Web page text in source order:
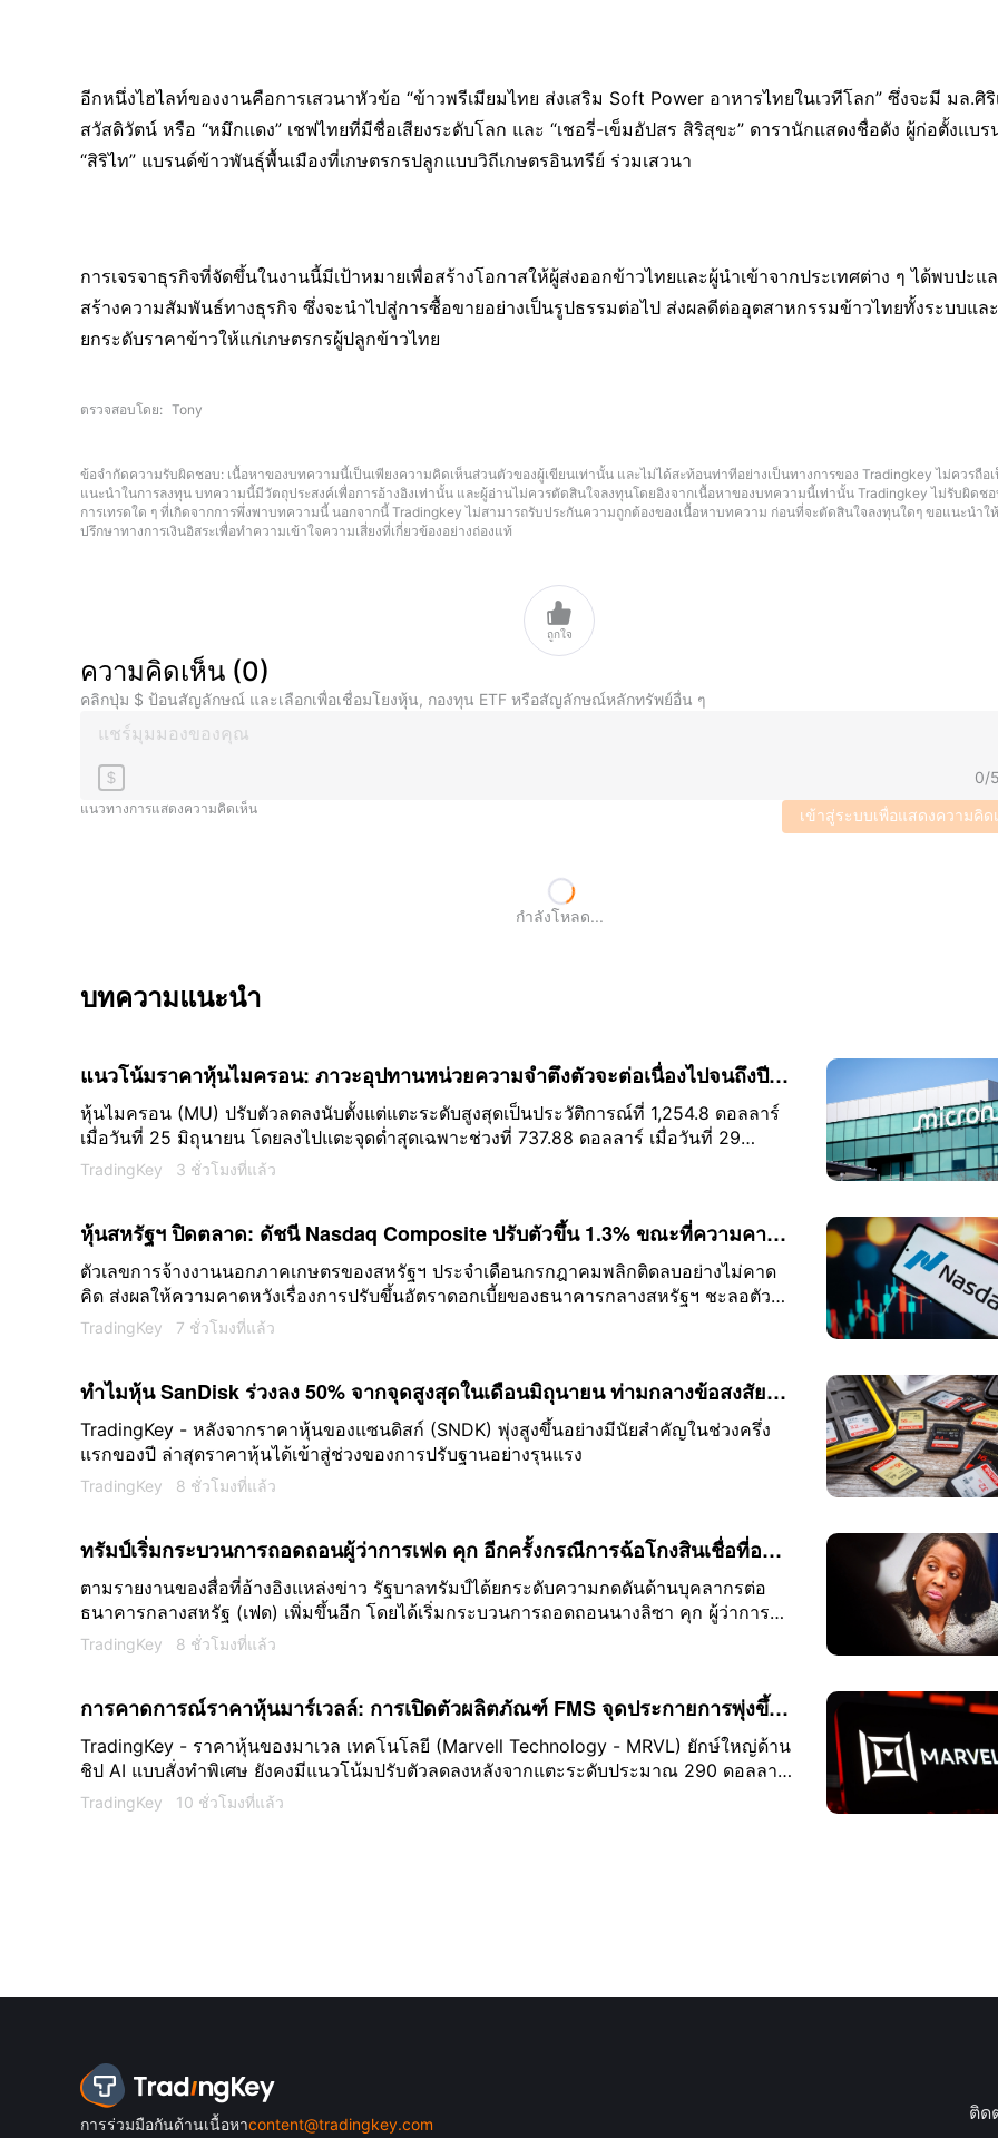
อีกหนึ่งไฮไลท์ของงานคือการเสวนาหัวข้อ “ข้าวพรีเมียมไทย ส่งเสริม Soft Power อาหารไทยในเวทีโลก” ซึ่งจะมี มล.ศิริ
สวัสดิวัตน์ หรือ “หมึกแดง” เชฟไทยที่มีชื่อเสียงระดับโลก และ “เชอรี่-เข็มอัปสร สิริสุขะ” ดารานักแสดงชื่อดัง ผู้ก่อตั้งแบร
“สิริไท” แบรนด์ข้าวพันธุ์พื้นเมืองที่เกษตรกรปลูกแบบวิถีเกษตรอินทรีย์ ร่วมเสวนา
การเจรจาธุรกิจที่จัดขึ้นในงานนี้มีเป้าหมายเพื่อสร้างโอกาสให้ผู้ส่งออกข้าวไทยและผู้นำเข้าจากประเทศต่าง ๆ ได้พบปะแ
สร้างความสัมพันธ์ทางธุรกิจ ซึ่งจะนำไปสู่การซื้อขายอย่างเป็นรูปธรรมต่อไป ส่งผลดีต่ออุตสาหกรรมข้าวไทยทั้งระบบแล
ยกระดับราคาข้าวให้แก่เกษตรกรผู้ปลูกข้าวไทย
ตรวจสอบโดย Tony
ข้อจำกัดความรับผิดชอบ: เนื้อหาของบทความนี้เป็นเพียงความคิดเห็นส่วนตัวของผู้เขียนเท่านั้น และไม่ได้สะท้อนท่าทีอย่างเป็นทางการของ Tradingkey ไม่ควรถือ
แนะนำในการลงทุน บทความนี้มีวัตถุประสงค์เพื่อการอ้างอิงเท่านั้น และผู้อ่านไม่ควรตัดสินใจลงทุนโดยอิงจากเนื้อหาของบทความนี้เท่านั้น Tradingkey ไม่รับผิดช
การเทรดใด ๆ ที่เกิดจากการพึ่งพาบทความนี้ นอกจากนี้ Tradingkey ไม่สามารถรับประกันความถูกต้องของเนื้อหาบทความ ก่อนที่จะตัดสินใจลงทุนใดๆ ขอแนะนำให้
ปรึกษาทางการเงินอิสระเพื่อทำความเข้าใจความเสี่ยงที่เกี่ยวข้องอย่างถ่องแท้

ถูกใจ
ความคิดเห็น (0)
คลิกปุ่ม $ ป้อนสัญลักษณ์ และเลือกเพื่อเชื่อมโยงหุ้น, กองทุน ETF หรือสัญลักษณ์หลักทรัพย์อื่น ๆ
$ 0/
แนวทางการแสดงความคิดเห็น เข้าสู่ระบบเพื่อแสดงความคิด
กำลังโหลด...
บทความแนะนำ
แนวโน้มราคาหุ้นไมครอน: ภาวะอุปทานหน่วยความจำตึงตัวจะต่อเนื่องไปจนถึงปี
2027 ขณะที่หุ้นอาจกลับสู่ระดับ $1,000
หุ้นไมครอน (MU) ปรับตัวลดลงนับตั้งแต่แตะระดับสูงสุดเป็นประวัติการณ์ที่ 1,254.8 ดอลลาร์
เมื่อวันที่ 25 มิถุนายน โดยลงไปแตะจุดต่ำสุดเฉพาะช่วงที่ 737.88 ดอลลาร์ เมื่อวันที่ 29
กรกฎาคม Vivek Arya นักวิเคราะห์จาก BofA ระบุว่าการปรับฐานราคาที่เกิดขึ้นเมื่อเร็ว ๆ นี้
สะท้อนถึงการที่นักลงทุนเริ่มปรับสถานะเพื่อรับมือกับความเป็นไปได้ของวัฏจักรขาลงล่วงหน้า
แนวโน้มปรับตัวดีขึ้นอย่างต่อเนื่อง
TradingKey 3 ชั่วโมงที่แล้ว
หุ้นสหรัฐฯ ปิดตลาด: ดัชนี Nasdaq Composite ปรับตัวขึ้น 1.3% ขณะที่ความคาด
หวังต่อการปรับขึ้นอัตราดอกเบี้ยของ Fed ชะลอตัวลง; หุ้นกลุ่มหน่วยความจำถูกเท
ขาย ขณะที่หุ้นกลุ่มซอฟต์แวร์ปรับตัวขึ้น; สเปซเอ็กซ์ พุ่งขึ้น 15.83%
ตัวเลขการจ้างงานนอกภาคเกษตรของสหรัฐฯ ประจำเดือนกรกฎาคมพลิกติดลบอย่างไม่คาด
คิด ส่งผลให้ความคาดหวังเรื่องการปรับขึ้นอัตราดอกเบี้ยของธนาคารกลางสหรัฐฯ ชะลอตัวลง
และหนุนบรรยากาศการซื้อขายในตลาด โดยดัชนีหลักทั้งสามปรับตัวแข็งแกร่งขึ้น หุ้นกลุ่ม
หน่วยความจำเผชิญกับแรงเทขาย ในขณะที่หุ้นกลุ่มซอฟต์แวร์ปรับตัวขึ้นอย่างกว้างขวาง เมื่อ
Nasdaq Composite ปรับตัวขึ้น 1.30% สู่ระดับ 26,690.62 จุด และดัชนี S&P 500 เพิ่มขึ้น
0.62% สู่ระดับ 7,757.64 จุด
TradingKey 7 ชั่วโมงที่แล้ว
ทำไมหุ้น SanDisk ร่วงลง 50% จากจุดสูงสุดในเดือนมิถุนายน ท่ามกลางข้อสงสัย
เกี่ยวกับงบลงทุนด้าน AI และการแข่งขันที่เพิ่มขึ้นจากจีน
TradingKey - หลังจากราคาหุ้นของแซนดิสก์ (SNDK) พุ่งสูงขึ้นอย่างมีนัยสำคัญในช่วงครึ่ง
แรกของปี ล่าสุดราคาหุ้นได้เข้าสู่ช่วงของการปรับฐานอย่างรุนแรง
TradingKey 8 ชั่วโมงที่แล้ว
ทรัมป์เริ่มกระบวนการถอดถอนผู้ว่าการเฟด คุก อีกครั้งกรณีการฉ้อโกงสินเชื่อที่อยู่
อาศัย ขณะความขัดแย้งด้านความเป็นอิสระของธนาคารกลางทวีความรุนแรงขึ้นอีก
ครั้ง
ตามรายงานของสื่อที่อ้างอิงแหล่งข่าว รัฐบาลทรัมป์ได้ยกระดับความกดดันด้านบุคลากรต่อ
ธนาคารกลางสหรัฐ (เฟด) เพิ่มขึ้นอีก โดยได้เริ่มกระบวนการถอดถอนนางลิซา คุก ผู้ว่าการ
เฟด อย่างเป็นทางการ ทั้งนี้ ทำเนียบขาวได้อ้างข้อกล่าวหาเรื่องการทุจริตด้านสินเชื่อที่อยู่
อาศัยที่ยังไม่ได้รับการพิสูจน์ พร้อมทั้งออกประกาศแจ้งให้นางคุกชี้แจงต่อข้อกล่าวหาดังกล่าว
TradingKey 8 ชั่วโมงที่แล้ว
การคาดการณ์ราคาหุ้นมาร์เวลล์: การเปิดตัวผลิตภัณฑ์ FMS จุดประกายการพุ่งขึ้น
ของราคา; MRVL จะสามารถกลับสู่ระดับ 300 ดอลลาร์ได้หรือไม่?
TradingKey - ราคาหุ้นของมาเวล เทคโนโลยี (Marvell Technology - MRVL) ยักษ์ใหญ่ด้าน
ชิป AI แบบสั่งทำพิเศษ ยังคงมีแนวโน้มปรับตัวลดลงหลังจากแตะระดับประมาณ 290 ดอลลาร์
ในช่วงต้นเดือนกรกฎาคม โดยเมื่อวันที่ 29 กรกฎาคม ราคาได้ปรับตัวลดลงสู่ช่วง 160
ดอลลาร์ ก่อนที่จะดีดตัวขึ้นมาปิดตลาดสิ้นเดือนที่ระดับใกล้เคียง 188 ดอลลาร์
TradingKey 10 ชั่วโมงที่แล้ว
การร่วมมือกันด้านเนื้อหาcontent@tradingkey.com ติด